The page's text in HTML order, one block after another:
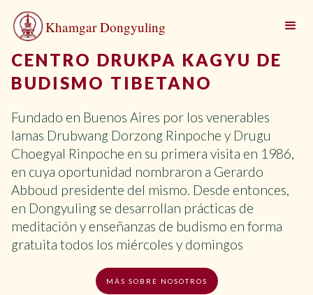
Khamgar Dongyuling
CENTRO DRUKPA KAGYU DE
BUDISMO TIBETANO
Fundado en Buenos Aires por los venerables
lamas Drubwang Dorzong Rinpoche y Drugu
Choegyal Rinpoche en su primera visita en 1986,
en cuya oportunidad nombraron a Gerardo
Abboud presidente del mismo. Desde entonces,
en Dongyuling se desarrollan prácticas de
meditación y enseñanzas de budismo en forma
gratuita todos los miércoles y domingos
MÁS SOBRE NOSOTROS